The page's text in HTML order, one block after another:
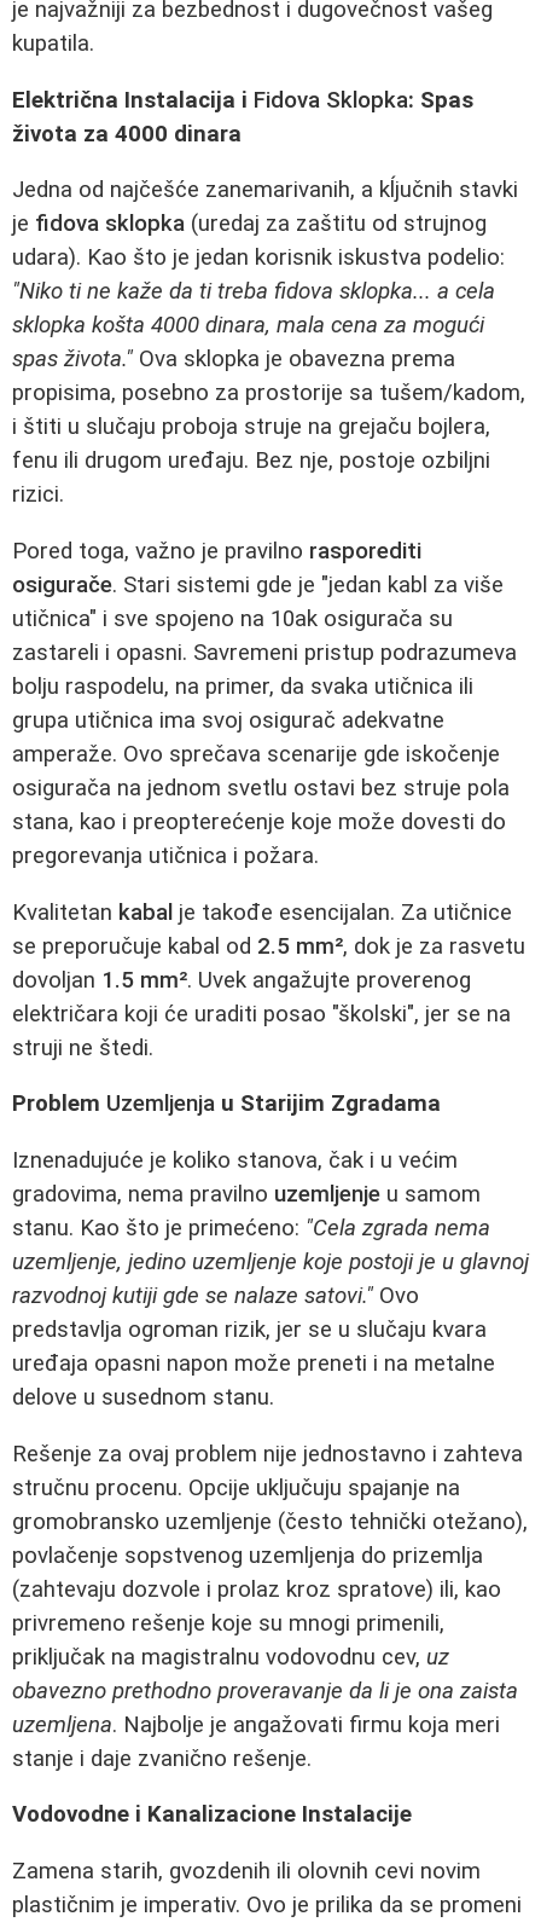
je najvažniji za bezbednost i dugovečnost vašeg
kupatila.
Električna Instalacija i Fidova Sklopka: Spas
života za 4000 dinara
Jedna od najčešće zanemarivanih, a kĺjučnih stavki
je fidova sklopka (uredaj za zaštitu od strujnog
udara). Kao što je jedan korisnik iskustva podelio:
"Niko ti ne kaže da ti treba fidova sklopka... a cela
sklopka košta 4000 dinara, mala cena za mogući
spas života." Ova sklopka je obavezna prema
propisima, posebno za prostorije sa tušem/kadom,
i štiti u slučaju proboja struje na grejaču bojlera,
fenu ili drugom uređaju. Bez nje, postoje ozbiljni
rizici.
Pored toga, važno je pravilno rasporediti
osigurače. Stari sistemi gde je "jedan kabl za više
utičnica" i sve spojeno na 10ak osigurača su
zastareli i opasni. Savremeni pristup podrazumeva
bolju raspodelu, na primer, da svaka utičnica ili
grupa utičnica ima svoj osigurač adekvatne
amperaže. Ovo sprečava scenarije gde iskočenje
osigurača na jednom svetlu ostavi bez struje pola
stana, kao i preopterećenje koje može dovesti do
pregorevanja utičnica i požara.
Kvalitetan kabal je takođe esencijalan. Za utičnice
se preporučuje kabal od 2.5 mm², dok je za rasvetu
dovoljan 1.5 mm². Uvek angažujte proverenog
električara koji će uraditi posao "školski", jer se na
struji ne štedi.
Problem Uzemljenja u Starijim Zgradama
Iznenadujuće je koliko stanova, čak i u većim
gradovima, nema pravilno uzemljenje u samom
stanu. Kao što je primećeno: "Cela zgrada nema
uzemljenje, jedino uzemljenje koje postoji je u glavnoj
razvodnoj kutiji gde se nalaze satovi." Ovo
predstavlja ogroman rizik, jer se u slučaju kvara
uređaja opasni napon može preneti i na metalne
delove u susednom stanu.
Rešenje za ovaj problem nije jednostavno i zahteva
stručnu procenu. Opcije uključuju spajanje na
gromobransko uzemljenje (često tehnički otežano),
povlačenje sopstvenog uzemljenja do prizemlja
(zahtevaju dozvole i prolaz kroz spratove) ili, kao
privremeno rešenje koje su mnogi primenili,
priključak na magistralnu vodovodnu cev, uz
obavezno prethodno proveravanje da li je ona zaista
uzemljena. Najbolje je angažovati firmu koja meri
stanje i daje zvanično rešenje.
Vodovodne i Kanalizacione Instalacije
Zamena starih, gvozdenih ili olovnih cevi novim
plastičnim je imperativ. Ovo je prilika da se promeni